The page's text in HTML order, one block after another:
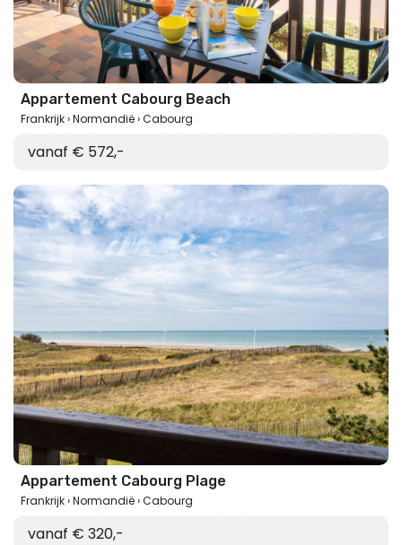
Appartement Cabourg Beach
Frankrijk Normandië Cabourg
vanaf € 572,-
Appartement Cabourg Plage
Frankrijk Normandië Cabourg
vanaf € 320,-